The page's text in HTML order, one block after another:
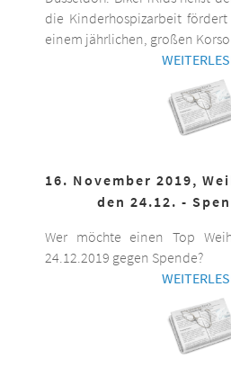
die Kinderhospizarbeit
einem jährlichen, großen
16. November 2019,
den 24.12. -
Wer möchte einen Top
24.12.2019 gegen Spende?